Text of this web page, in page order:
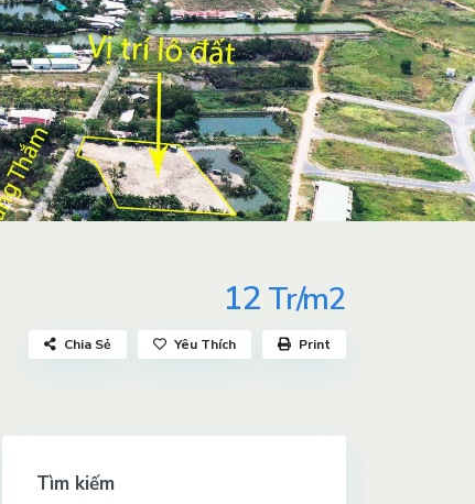
12 Tr/m2
Chia Sẻ Yêu Thích Print
Tìm kiếm